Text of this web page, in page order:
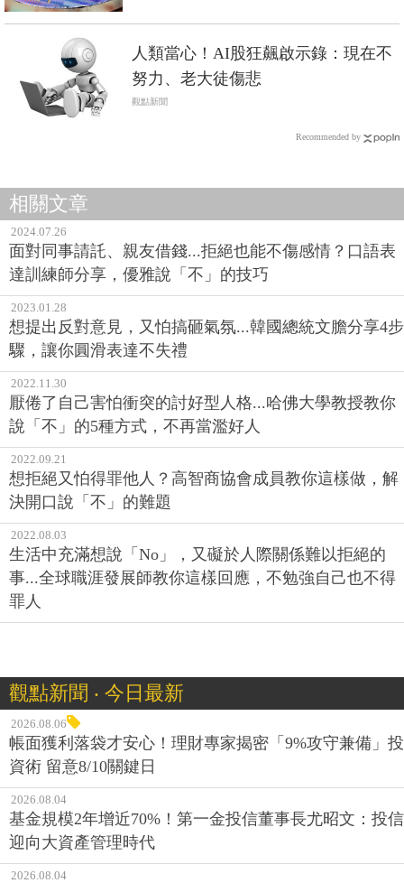
人類當心！AI股狂飆啟示錄：現在不
努力、老大徒傷悲
觀點新聞
Recommended by
相關文章
2024.07.26
面對同事請託、親友借錢...拒絕也能不傷感情？口語表
達訓練師分享，優雅說「不」的技巧
2023.01.28
想提出反對意見，又怕搞砸氣氛...韓國總統文膽分享4步
驟，讓你圓滑表達不失禮
2022.11.30
厭倦了自己害怕衝突的討好型人格...哈佛大學教授教你
說「不」的5種方式，不再當濫好人
2022.09.21
想拒絕又怕得罪他人？高智商協會成員教你這樣做，解
決開口說「不」的難題
2022.08.03
生活中充滿想說「No」，又礙於人際關係難以拒絕的
事...全球職涯發展師教你這樣回應，不勉強自己也不得
罪人
觀點新聞 ‧ 今日最新
2026.08.06
帳面獲利落袋才安心！理財專家揭密「9%攻守兼備」投
資術 留意8/10關鍵日
2026.08.04
基金規模2年增近70%！第一金投信董事長尤昭文：投信
迎向大資產管理時代
2026.08.04